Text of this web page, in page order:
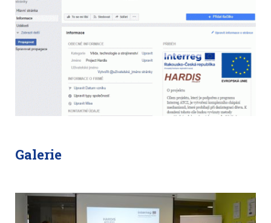
Galerie